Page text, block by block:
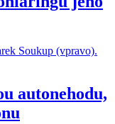
autonehodu,